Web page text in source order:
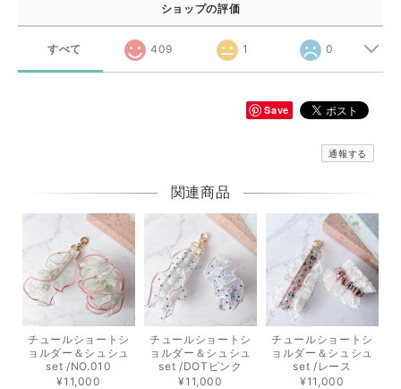
ショップの評価
すべて 409 1 0
Save
通報する
関連商品
チュールショートシ
ョルダー＆シュシュ
set /NO.010
¥11,000
チュールショートシ
ョルダー＆シュシュ
set /DOTピンク
¥11,000
チュールショートシ
ョルダー＆シュシュ
set /レース
¥11,000